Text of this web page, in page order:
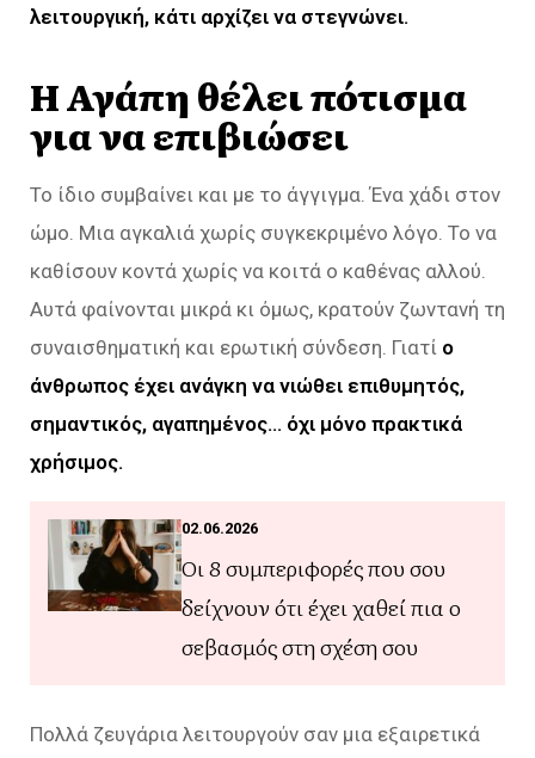
λειτουργική, κάτι αρχίζει να στεγνώνει.
Η Αγάπη θέλει πότισμα
για να επιβιώσει
Το ίδιο συμβαίνει και με το άγγιγμα. Ένα χάδι στον
ώμο. Μια αγκαλιά χωρίς συγκεκριμένο λόγο. Το να
καθίσουν κοντά χωρίς να κοιτά ο καθένας αλλού.
Αυτά φαίνονται μικρά κι όμως, κρατούν ζωντανή τη
συναισθηματική και ερωτική σύνδεση. Γιατί ο
άνθρωπος έχει ανάγκη να νιώθει επιθυμητός,
σημαντικός, αγαπημένος… όχι μόνο πρακτικά
χρήσιμος.
02.06.2026
Οι 8 συμπεριφορές που σου
δείχνουν ότι έχει χαθεί πια ο
σεβασμός στη σχέση σου
Πολλά ζευγάρια λειτουργούν σαν μια εξαιρετικά